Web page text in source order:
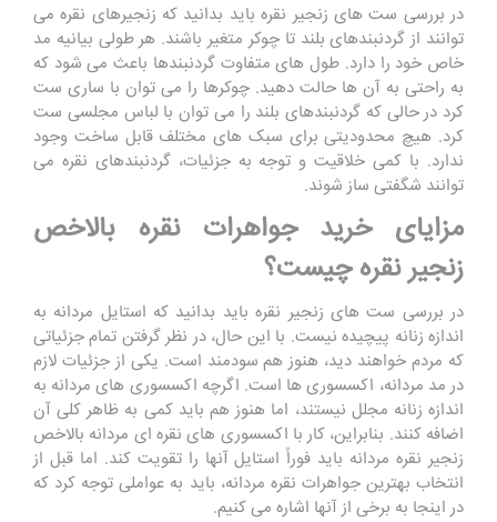
در بررسی ست های زنجیر نقره باید بدانید که زنجیرهای نقره می
توانند از گردنبندهای بلند تا چوکر متغیر باشند. هر طولی بیانیه مد
خاص خود را دارد. طول های متفاوت گردنبندها باعث می شود که
به راحتی به آن ها حالت دهید. چوکرها را می توان با ساری ست
کرد در حالی که گردنبندهای بلند را می توان با لباس مجلسی ست
کرد. هیچ محدودیتی برای سبک های مختلف قابل ساخت وجود
ندارد. با کمی خلاقیت و توجه به جزئیات، گردنبندهای نقره می
توانند شگفتی ساز شوند.
مزایای خرید جواهرات نقره بالاخص
زنجیر نقره چیست؟
در بررسی ست های زنجیر نقره باید بدانید که استایل مردانه به
اندازه زنانه پیچیده نیست. با این حال، در نظر گرفتن تمام جزئیاتی
که مردم خواهند دید، هنوز هم سودمند است. یکی از جزئیات لازم
در مد مردانه، اکسسوری ها است. اگرچه اکسسوری ‌های مردانه به
اندازه زنانه مجلل نیستند، اما هنوز هم باید کمی به ظاهر کلی آن
اضافه کنند. بنابراین، کار با اکسسوری های نقره ای مردانه بالاخص
زنجیر نقره مردانه باید فوراً استایل آنها را تقویت کند. اما قبل از
انتخاب بهترین جواهرات نقره مردانه، باید به عواملی توجه کرد که
در اینجا به برخی از آنها اشاره می کنیم.